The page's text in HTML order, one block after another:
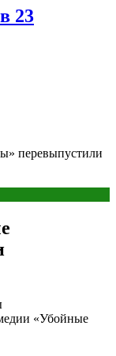
23
перевыпустили
«Убойные